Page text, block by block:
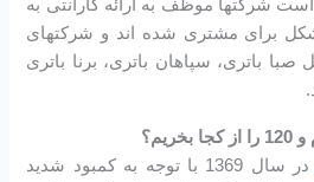
شرکتها موظف به ارائه گارانتی به
برای مشتری شده اند و شرکتهای
صبا باتری، سپاهان باتری، برنا باتری
در سال 1369 با توجه به كمبود شديد